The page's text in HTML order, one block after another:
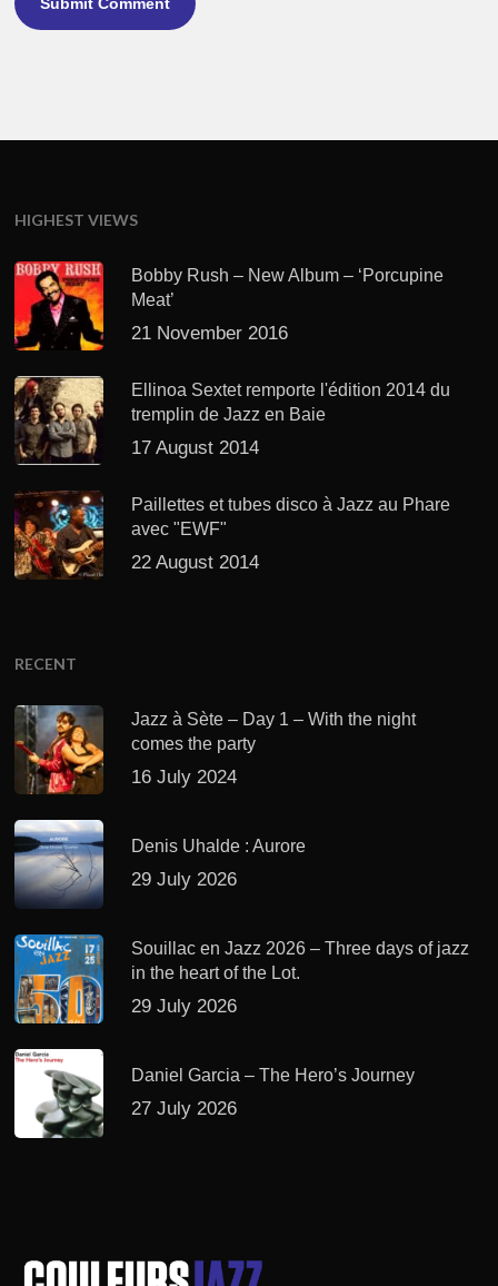
HIGHEST VIEWS
Bobby Rush – New Album – ‘Porcupine
Meat’
21 November 2016
Ellinoa Sextet remporte l'édition 2014 du
tremplin de Jazz en Baie
17 August 2014
Paillettes et tubes disco à Jazz au Phare
avec "EWF"
22 August 2014
RECENT
Jazz à Sète – Day 1 – With the night
comes the party
16 July 2024
Denis Uhalde : Aurore
29 July 2026
Souillac en Jazz 2026 – Three days of jazz
in the heart of the Lot.
29 July 2026
Daniel Garcia – The Hero’s Journey
27 July 2026